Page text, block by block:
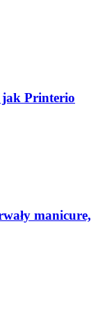
jak Printerio
manicure,